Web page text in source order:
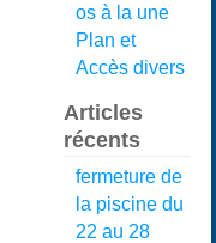
os à la une
Plan et
Accès divers
Articles
récents
fermeture de
la piscine du
22 au 28